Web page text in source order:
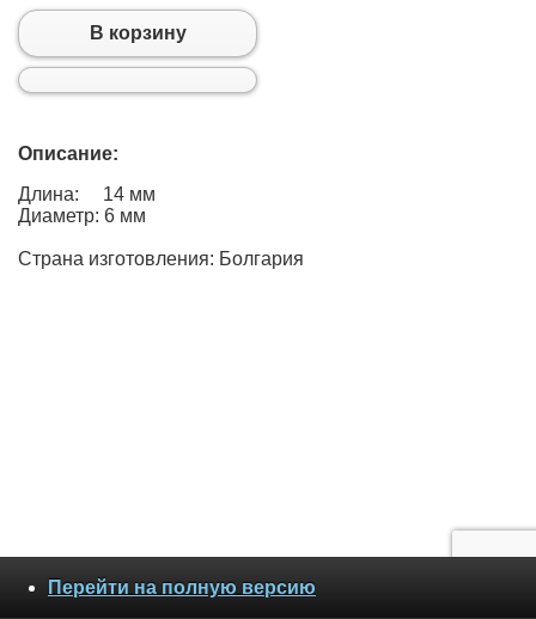
В корзину
Описание:
Длина: 14 мм
Диаметр: 6 мм
Страна изготовления: Болгария
Перейти на полную версию